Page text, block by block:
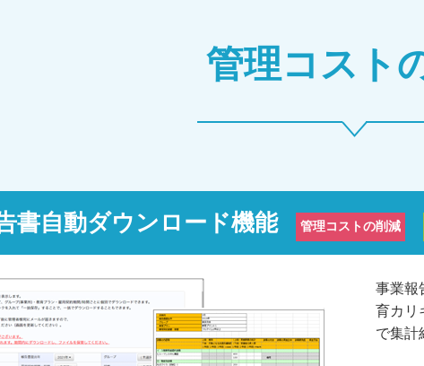
管理コスト
書自動ダウンロード機能 管理コストの削減
事業報
育カリ
で集計